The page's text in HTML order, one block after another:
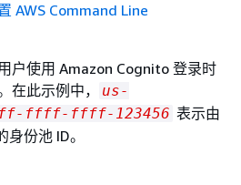
AWS Command Line
户使用 Amazon Cognito 登录时
在此示例中，
us-
ffff-ffff-123456 表示由
份池 ID。